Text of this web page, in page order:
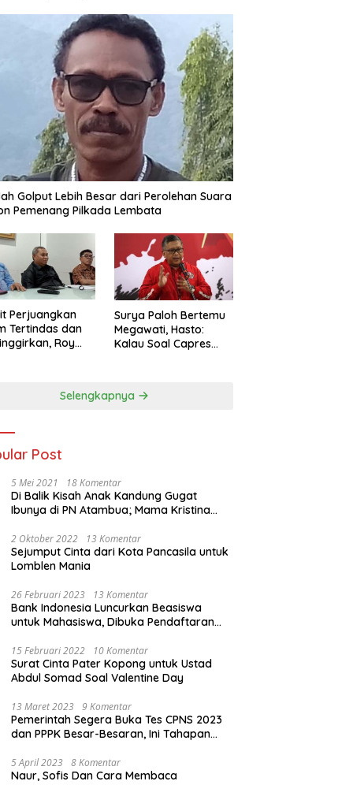
Golput Lebih Besar dari Perolehan Suara
Pemenang Pilkada Lembata
Perjuangkan
Tertindas dan
Roy
Surya Paloh Bertemu
Megawati, Hasto:
Kalau Soal Capres
Selengkapnya
Post
5 Mei 2021 18 Komentar
Di Balik Kisah Anak Kandung Gugat
Ibunya di PN Atambua; Mama Kristina
2 Oktober 2022 13 Komentar
Sejumput Cinta dari Kota Pancasila untuk
Lomblen Mania
26 Februari 2023 13 Komentar
Bank Indonesia Luncurkan Beasiswa
untuk Mahasiswa, Dibuka Pendaftaran
15 Februari 2022 10 Komentar
Surat Cinta Pater Kopong untuk Ustad
Abdul Somad Soal Valentine Day
13 Maret 2023 9 Komentar
Pemerintah Segera Buka Tes CPNS 2023
dan PPPK Besar-Besaran, Ini Tahapan
5 April 2023 8 Komentar
Naur, Sofis Dan Cara Membaca